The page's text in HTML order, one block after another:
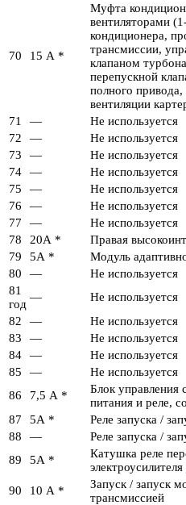
70 15 А *
Муфта
вентиляторами
кондиционера,
трансмиссии,
клапаном
перепускной
полного привода,
вентиляции
71
—
Не используется
72
—
Не используется
73
—
Не используется
74
—
Не используется
75
—
Не используется
76
—
Не используется
77
—
Не используется
78
20А *
Правая
79
5А *
Модуль
80
—
Не используется
81
год
—
Не используется
82
—
Не используется
83
—
Не используется
84
—
Не используется
85
—
Не используется
86
7,5 А *
Блок управления
питания и реле,
87
5А *
Реле запуска /
88
—
Реле запуска /
89
5А *
Катушка реле
90
10 А *
Запуск / запуск
трансмиссией